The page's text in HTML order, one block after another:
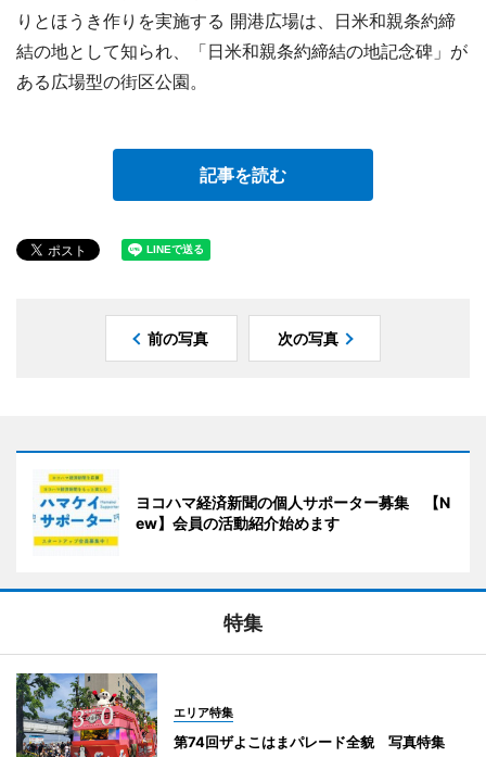
りとほうき作りを実施する 開港広場は、日米和親条約締
結の地として知られ、「日米和親条約締結の地記念碑」が
ある広場型の街区公園。
記事を読む
前の写真 次の写真
ヨコハマ経済新聞の個人サポーター募集 【N
ew】会員の活動紹介始めます
特集
エリア特集
第74回ザよこはまパレード全貌 写真特集